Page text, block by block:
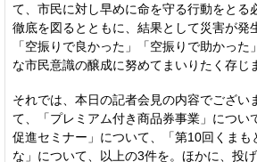
て、市民に対し早めに命を守る行動をとる
徹底を図るとともに、結果として災害が発
「空振りで良かった」「空振りで助かった
な市民意識の醸成に努めてまいりたく存じ
それでは、本日の記者会見の内容でござい
て、「プレミアム付き商品券事業」につい
促進セミナー」について、「第10回くまも
な」について、以上の3件を。ほかに、投